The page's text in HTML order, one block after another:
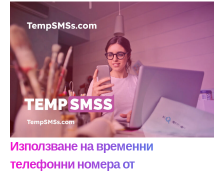
Използване на временни
телефонни номера от